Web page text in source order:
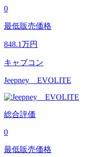
0
最低販売価格
848.1万円
キャブコン
Jeepney EVOLITE
総合評価
0
最低販売価格